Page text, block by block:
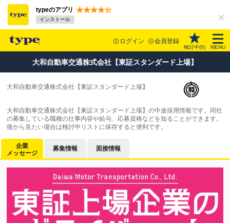
typeのアプリ
インストール
ログイン 会員登録
検討中(0) MENU
大和自動車交通株式会社【東証スタンダード上場】
大和自動車交通株式会社【東証スタンダード上場】
大和自動車交通株式会社【東証スタンダード上場】の中途採用情報です。同社
の募集している職種の仕事内容や給与、応募資格などを知ることができます。
後から見たい場合は検討中リストに保存すると便利です。
企業
メッセージ
募集情報 面接情報